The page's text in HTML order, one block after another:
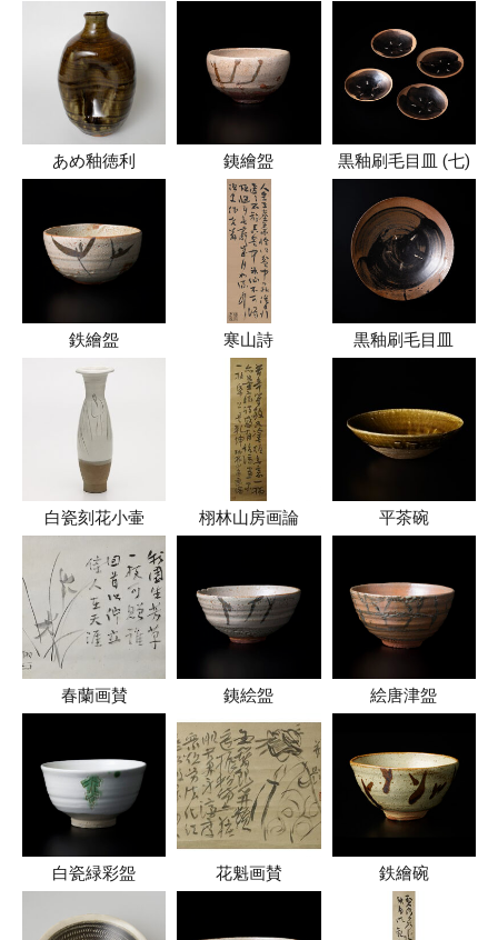
あめ釉徳利 銕繪盌 黒釉刷毛目皿 (七)
鉄繪盌 寒山詩 黒釉刷毛目皿
白瓷刻花小壷 栩林山房画論 平茶碗
春蘭画賛 銕絵盌 絵唐津盌
白瓷緑彩盌 花魁画賛 鉄繪碗